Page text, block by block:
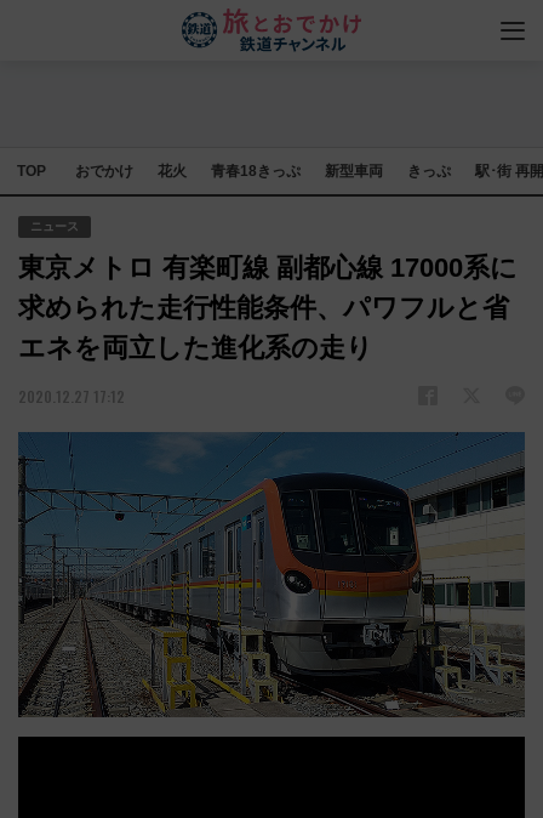
TOP おでかけ 花火 青春18きっぷ 新型車両 きっぷ 駅･街 再
ニュース
東京メトロ 有楽町線 副都心線 17000系に
求められた走行性能条件、パワフルと省
エネを両立した進化系の走り
2020.12.27 17:12